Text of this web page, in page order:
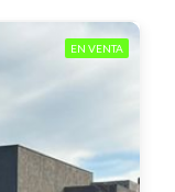
EN VENTA